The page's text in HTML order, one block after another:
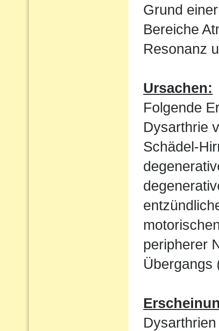
Grund
Bereiche
Resonanz
Ursachen:
Folgende
Dysarthrie
Schädel-
peripherer
Übergangs